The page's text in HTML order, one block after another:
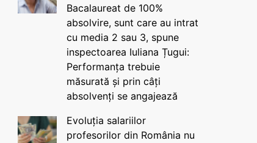
Bacalaureat de 100%
absolvire, sunt care au intrat
cu media 2 sau 3, spune
inspectoarea Iuliana Țugui:
Performanța trebuie
măsurată și prin câți
absolvenți se angajează
Evoluția salariilor
profesorilor din România nu